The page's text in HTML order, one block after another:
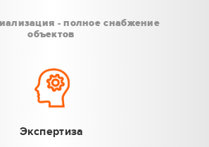
- полное снабжение
объектов
Экспертиза